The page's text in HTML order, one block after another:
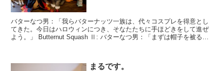
バターなつ男：「我らバターナッツ一族は、代々コスプレを得意とし
てきた。今日はハロウィンにつき、そなたたちに手ほどきをして進ぜ
よう。」 Butternut Squash Ⅱ: バターなつ男：「まずは帽子を被るが
まるです。